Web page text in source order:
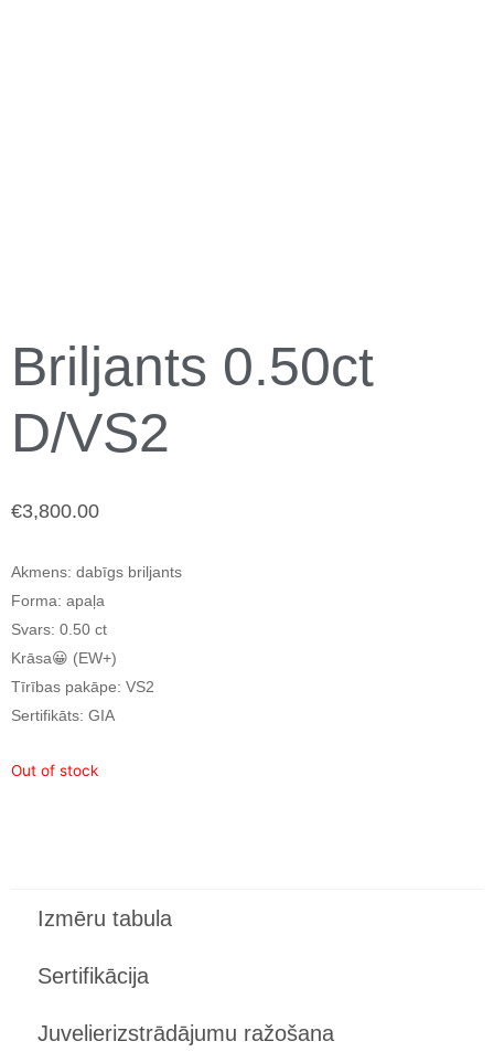
Briljants 0.50ct
D/VS2
€3,800.00
Akmens: dabīgs briljants
Forma: apaļa
Svars: 0.50 ct
Krāsa😀 (EW+)
Tīrības pakāpe: VS2
Sertifikāts: GIA
Out of stock
Izmēru tabula
Sertifikācija
Juvelierizstrādājumu ražošana